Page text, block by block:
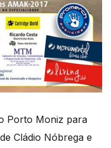
Porto Moniz para
Cládio Nóbrega e